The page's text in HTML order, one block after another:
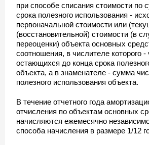
при способе списания стоимости по
срока полезного использования -
первоначальной стоимости или
(восстановительной) стоимости (в
переоценки) объекта основных
соотношения, в числителе которого -
остающихся до конца срока
объекта, а в знаменателе - сумма
полезного использования объекта.
В течение отчетного года
отчисления по объектам основных
начисляются ежемесячно
способа начисления в размере 1/12